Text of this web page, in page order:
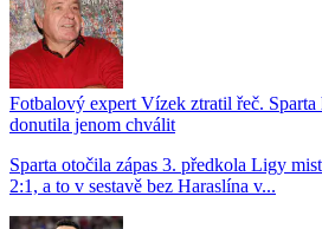
Fotbalový expert Vízek ztratil řeč.
donutila jenom chválit
Sparta otočila zápas 3. předkola Ligy
2:1, a to v sestavě bez Haraslína v...